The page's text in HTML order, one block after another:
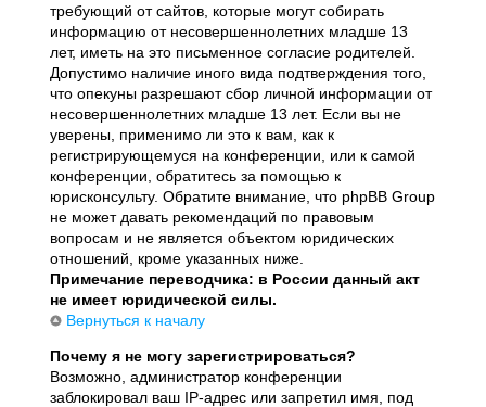
требующий от сайтов, которые могут собирать
информацию от несовершеннолетних младше 13
лет, иметь на это письменное согласие родителей.
Допустимо наличие иного вида подтверждения того,
что опекуны разрешают сбор личной информации от
несовершеннолетних младше 13 лет. Если вы не
уверены, применимо ли это к вам, как к
регистрирующемуся на конференции, или к самой
конференции, обратитесь за помощью к
юрисконсульту. Обратите внимание, что phpBB Group
не может давать рекомендаций по правовым
вопросам и не является объектом юридических
отношений, кроме указанных ниже.
Примечание переводчика: в России данный акт
не имеет юридической силы.
Вернуться к началу
Почему я не могу зарегистрироваться?
Возможно, администратор конференции
заблокировал ваш IP-адрес или запретил имя, под